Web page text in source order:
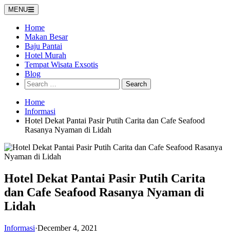
Skip
to
content
MENU
Home
Makan Besar
Baju Pantai
Hotel Murah
Tempat Wisata Exsotis
Blog
Search
for:
Home
Informasi
Hotel Dekat Pantai Pasir Putih Carita dan Cafe Seafood
Rasanya Nyaman di Lidah
Hotel Dekat Pantai Pasir Putih Carita
dan Cafe Seafood Rasanya Nyaman di
Lidah
Informasi·December 4, 2021